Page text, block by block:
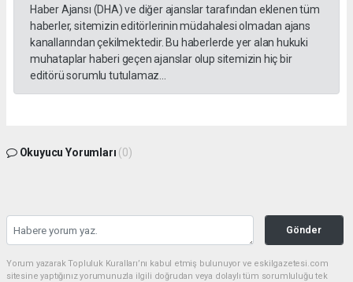
Haber Ajansı (DHA) ve diğer ajanslar tarafından eklenen tüm
haberler, sitemizin editörlerinin müdahalesi olmadan ajans
kanallarından çekilmektedir. Bu haberlerde yer alan hukuki
muhataplar haberi geçen ajanslar olup sitemizin hiç bir
editörü sorumlu tutulamaz...
Okuyucu Yorumları (0)
Gönder
Yorum yazarak Topluluk Kuralları’nı kabul etmiş bulunuyor ve eskilgazetesi.com
sitesine yaptığınız yorumunuzla ilgili doğrudan veya dolaylı tüm sorumluluğu tek